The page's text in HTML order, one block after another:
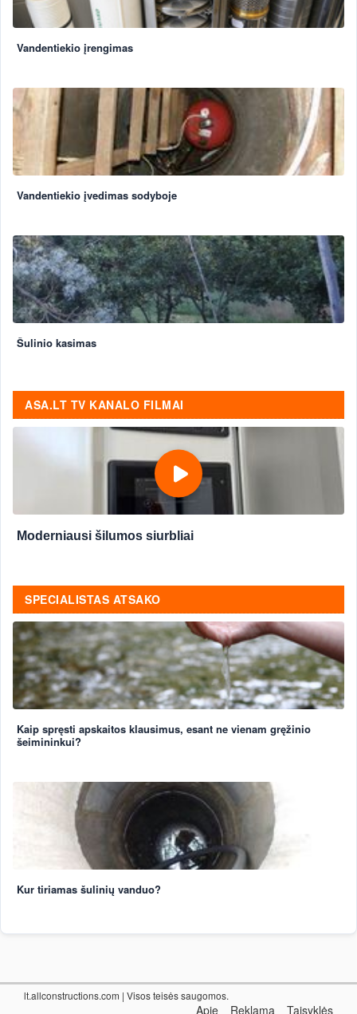
Vandentiekio įrengimas
Vandentiekio įvedimas sodyboje
Šulinio kasimas
ASA.LT TV KANALO FILMAI
Moderniausi šilumos siurbliai
SPECIALISTAS ATSAKO
Kaip spręsti apskaitos klausimus, esant ne vienam gręžinio
šeimininkui?
Kur tiriamas šulinių vanduo?
lt.allconstructions.com | Visos teisės saugomos.
Apie Reklama Taisyklės